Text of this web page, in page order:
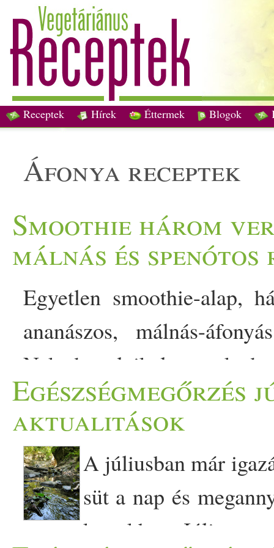
Receptek Hírek Éttermek Blogok
áfonya receptek
Smoothie három
málnás és spenótos
Egyetlen smoothie-alap,
ananászos, málnás-
Neked melyik lesz a
egészséges életmód
napindító. Ez a három
épül, mégis teljesen más
gyümölcsökkel egészíted
lágy állagot,… The post
Egészségmegőrzés
aktualitások
A júliusban már
süt a nap és
kertekben. Július